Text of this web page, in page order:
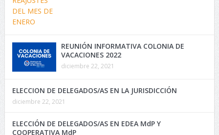
REUNIÓN INFORMATIVA COLONIA DE
VACACIONES 2022
diciembre 22, 2021
ELECCION DE DELEGADOS/AS EN LA JURISDICCIÓN
diciembre 22, 2021
ELECCIÓN DE DELEGADOS/AS EN EDEA MdP Y
COOPERATIVA MdP